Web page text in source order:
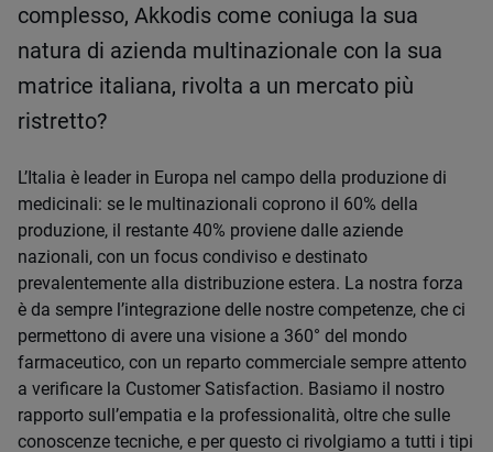
complesso, Akkodis come coniuga la sua
natura di azienda multinazionale con la sua
matrice italiana, rivolta a un mercato più
ristretto?
L’Italia è leader in Europa nel campo della produzione di
medicinali: se le multinazionali coprono il 60% della
produzione, il restante 40% proviene dalle aziende
nazionali, con un focus condiviso e destinato
prevalentemente alla distribuzione estera. La nostra forza
è da sempre l’integrazione delle nostre competenze, che ci
permettono di avere una visione a 360° del mondo
farmaceutico, con un reparto commerciale sempre attento
a verificare la Customer Satisfaction. Basiamo il nostro
rapporto sull’empatia e la professionalità, oltre che sulle
conoscenze tecniche, e per questo ci rivolgiamo a tutti i tipi